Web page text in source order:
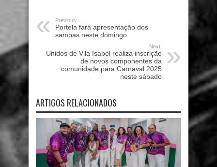
Previous:
Portela fará apresentação dos
sambas neste domingo
Next:
Unidos de Vila Isabel realiza inscrição
de novos componentes da
comunidade para Carnaval 2025
neste sábado
ARTIGOS RELACIONADOS